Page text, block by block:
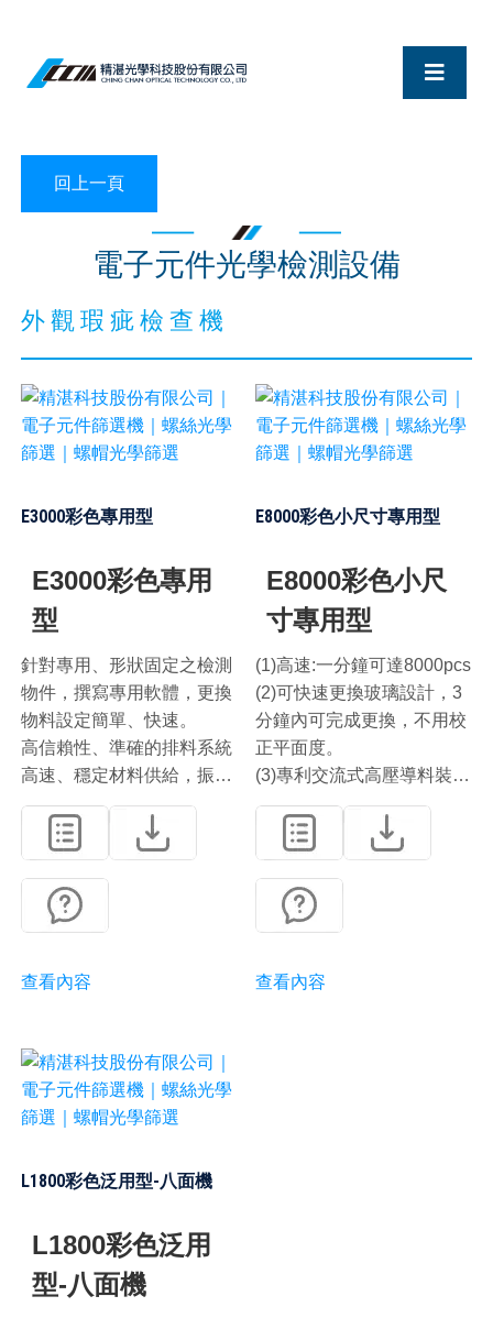
電子元件光學檢測設備
外觀瑕疵檢查機
E3000彩色專用型
E3000彩色專用
型
針對專用、形狀固定之檢測
物件，撰寫專用軟體，更換
物料設定簡單、快速。
高信賴性、準確的排料系統
高速、穩定材料供給，振動
盤可做認面篩選，軟體可自
動認向，不同材料只需更換
振動供料。
查看內容
E8000彩色小尺寸專用型
E8000彩色小尺
寸專用型
(1)高速:一分鐘可達8000pcs
(2)可快速更換玻璃設計，3
分鐘內可完成更換，不用校
正平面度。
(3)專利交流式高壓導料裝
置，針對小尺寸物件的導正
效果及穩定間距
查看內容
L1800彩色泛用型-八面機
L1800彩色泛用
型-八面機